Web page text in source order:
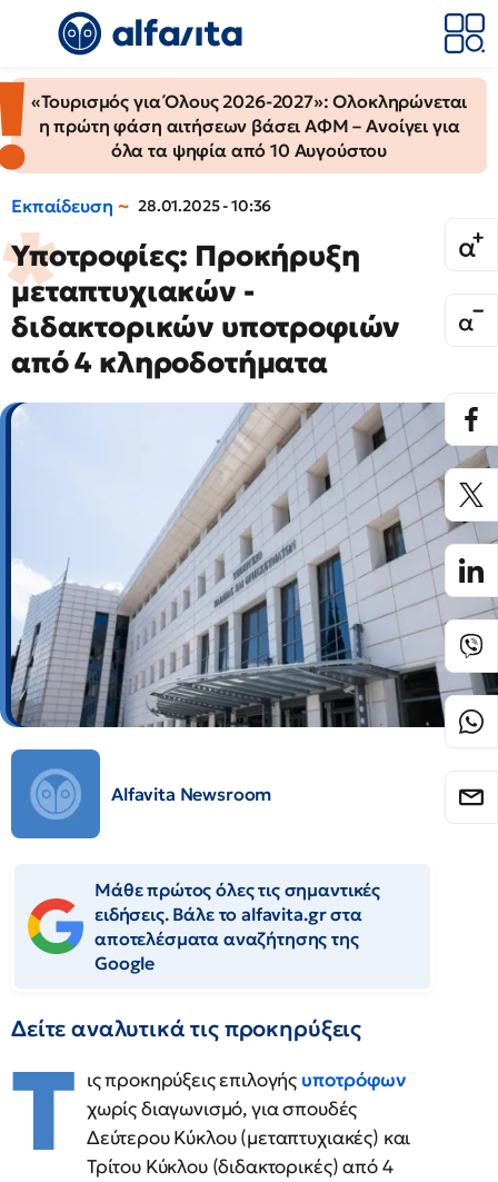
«Τουρισμός για Όλους 2026-2027»: Ολοκληρώνεται
η πρώτη φάση αιτήσεων βάσει ΑΦΜ – Ανοίγει για
όλα τα ψηφία από 10 Αυγούστου
Εκπαίδευση 28.01.2025 - 10:36
Υποτροφίες: Προκήρυξη
μεταπτυχιακών -
διδακτορικών υποτροφιών
από 4 κληροδοτήματα
Alfavita Newsroom
Μάθε πρώτος όλες τις σημαντικές
ειδήσεις. Βάλε το alfavita.gr στα
αποτελέσματα αναζήτησης της
Google
Δείτε αναλυτικά τις προκηρύξεις
Τ ις προκηρύξεις επιλογής υποτρόφων
χωρίς διαγωνισμό, για σπουδές
Δεύτερου Κύκλου (μεταπτυχιακές) και
Τρίτου Κύκλου (διδακτορικές) από 4